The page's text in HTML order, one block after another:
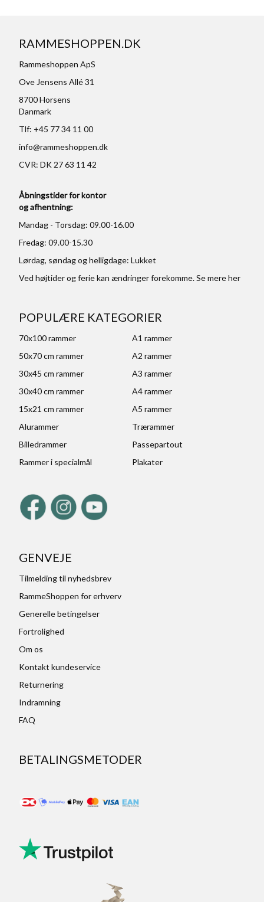
RAMMESHOPPEN.DK
Rammeshoppen ApS
Ove Jensens Allé 31
8700 Horsens
Danmark
Tlf: +45 77 34 11 00
info@rammeshoppen.dk
CVR: DK 27 63 11 42
Åbningstider for kontor
og afhentning:
Mandag - Torsdag: 09.00-16.00
Fredag: 09.00-15.30
Lørdag, søndag og helligdage: Lukket
Ved højtider og ferie kan ændringer forekomme. Se mereher
POPULÆRE KATEGORIER
70x100 rammer
A1 rammer
50x70 cm rammer
A2 rammer
30x45 cm rammer
A3 rammer
30x40 cm rammer
A4 rammer
15x21 cm rammer
A5 rammer
Alurammer
Trærammer
Billedrammer
Passepartout
Rammer i specialmål
Plakater
GENVEJE
Tilmelding til nyhedsbrev
RammeShoppen for erhverv
Generelle betingelser
Fortrolighed
Om os
Kontakt kundeservice
Returnering
Indramning
FAQ
BETALINGSMETODER